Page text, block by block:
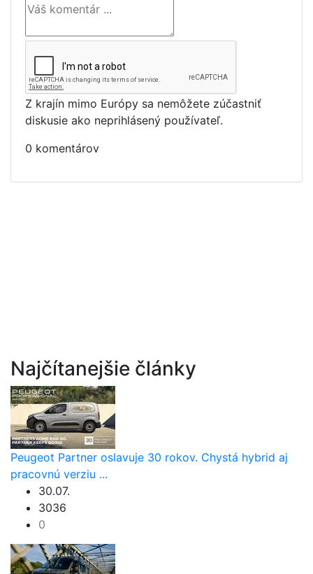
Z krajín mimo Európy sa nemôžete zúčastniť
diskusie ako neprihlásený používateľ.
0 komentárov
Najčítanejšie články
Peugeot Partner oslavuje 30 rokov. Chystá hybrid aj
pracovnú verziu ...
30.07.
3036
0